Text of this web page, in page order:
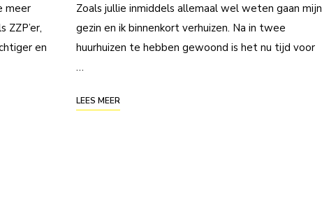
meer
ZZP’er,
en
Zoals jullie inmiddels allemaal wel weten gaan mijn
gezin en ik binnenkort verhuizen. Na in twee
huurhuizen te hebben gewoond is het nu tijd voor
…
LEES MEER